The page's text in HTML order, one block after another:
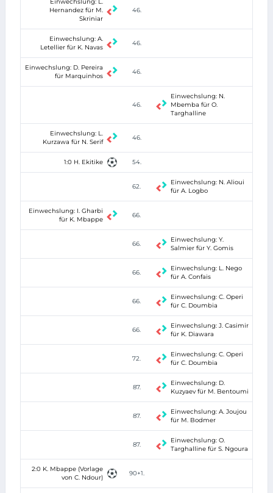
Hernandez für M.
Skriniar
46.
Einwechslung: A.
Letellier für K. Navas
46.
Einwechslung: D. Pereira
für Marquinhos
46.
46.
Einwechslung: N.
Mbemba für O.
Targhalline
Einwechslung: L.
Kurzawa für N. Serif
46.
1:0 H. Ekitike 54.
62.
Einwechslung: N. Alioui
für A. Logbo
Einwechslung: I. Gharbi
für K. Mbappe
66.
66.
Einwechslung: Y.
Salmier für Y. Gomis
66.
Einwechslung: L. Nego
für A. Confais
66.
Einwechslung: C. Operi
für C. Doumbia
66.
Einwechslung: J. Casimir
für K. Diawara
72.
Einwechslung: C. Operi
für C. Doumbia
87.
Einwechslung: D.
Kuzyaev für M. Bentoumi
87.
Einwechslung: A. Joujou
für M. Bodmer
87.
Einwechslung: O.
Targhalline für S. Ngoura
2:0 K. Mbappe (Vorlage
von C. Ndour)
90+1.